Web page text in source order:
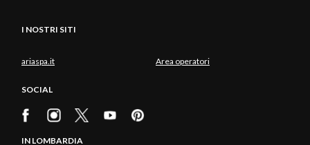
I NOSTRI SITI
ariaspa.it Area operatori
SOCIAL
IN LOMBARDIA